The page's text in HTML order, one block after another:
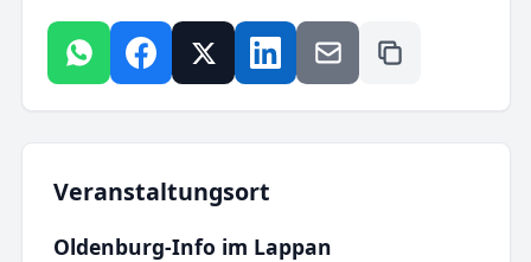
Veranstaltungsort
Oldenburg-Info im Lappan